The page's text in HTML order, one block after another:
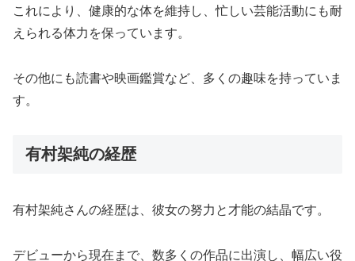
これにより、健康的な体を維持し、忙しい芸能活動にも耐
えられる体力を保っています。
その他にも読書や映画鑑賞など、多くの趣味を持っていま
す。
有村架純の経歴
有村架純さんの経歴は、彼女の努力と才能の結晶です。
デビューから現在まで、数多くの作品に出演し、幅広い役